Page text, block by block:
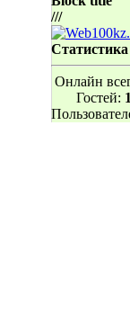
///
Статистика
Онлайн
Гостей: 1